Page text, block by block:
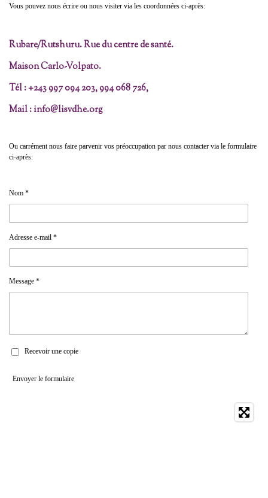
Vous pouvez nous écrire ou nous visiter via les coordonnées ci-après:
Rubare/Rutshuru. Rue du centre de santé.
Maison Carlo-Volpato.
Tél : +243 997 094 203, 994 068 726,
Mail : info@lisvdhe.org
Ou carrément nous faire parvenir vos préoccupation par nous contacter via le formulaire
ci-après:
Nom *
Adresse e-mail *
Message *
Recevoir une copie
Envoyer le formulaire